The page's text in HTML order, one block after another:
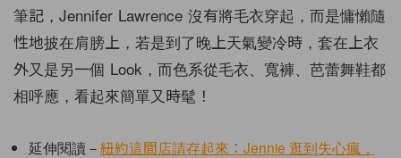
筆記，Jennifer Lawrence 沒有將毛衣穿起，而是慵懶隨
性地披在肩膀上，若是到了晚上天氣變冷時，套在上衣
外又是另一個 Look，而色系從毛衣、寬褲、芭蕾舞鞋都
相呼應，看起來簡單又時髦！
延伸閱讀－紐約這間店請存起來：Jennie 逛到失心瘋，